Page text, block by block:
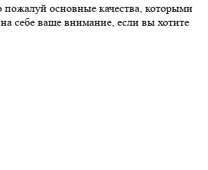
пожалуй основные качества, которыми
себе ваше внимание, если вы хотите